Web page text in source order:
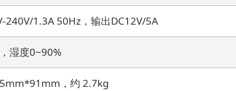
240V/1.3A 50Hz，输出DC12V/5A
湿度0~90%
，约 2.7kg